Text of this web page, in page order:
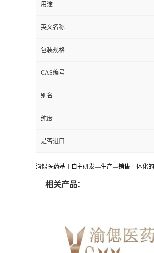
用途
英文名称
包装规格
CAS编号
别名
纯度
是否进口
渝偲医药基于自主研发—生产—销售一体化
相关产品：